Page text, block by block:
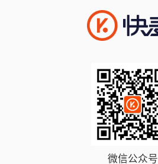
微信公众号